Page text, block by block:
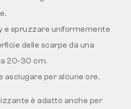
e spruzzare uniformemente
delle scarpe da una
20-30 cm.
asciugare per alcune ore.
è adatto anche per